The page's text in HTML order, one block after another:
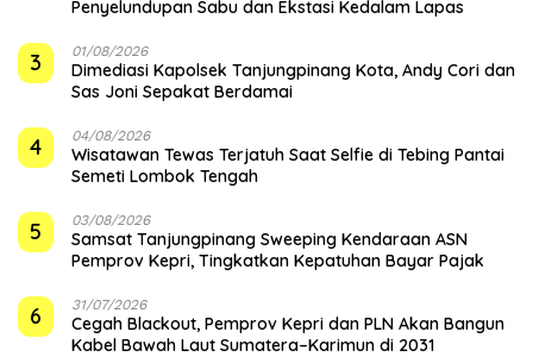
Penyelundupan Sabu dan Ekstasi Kedalam Lapas
3 01/08/2026
Dimediasi Kapolsek Tanjungpinang Kota, Andy Cori dan
Sas Joni Sepakat Berdamai
4 04/08/2026
Wisatawan Tewas Terjatuh Saat Selfie di Tebing Pantai
Semeti Lombok Tengah
5 03/08/2026
Samsat Tanjungpinang Sweeping Kendaraan ASN
Pemprov Kepri, Tingkatkan Kepatuhan Bayar Pajak
6 31/07/2026
Cegah Blackout, Pemprov Kepri dan PLN Akan Bangun
Kabel Bawah Laut Sumatera–Karimun di 2031